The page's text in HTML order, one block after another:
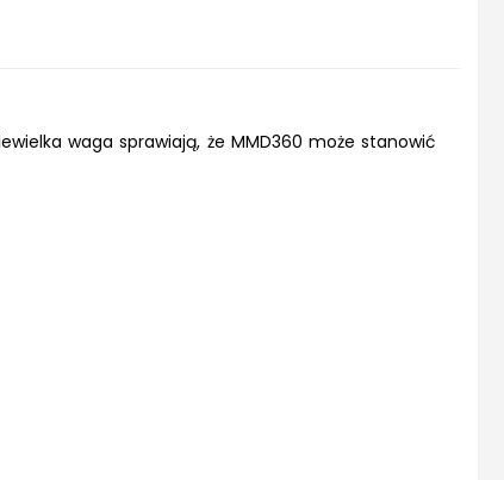
waga sprawiają, że MMD360 może stanowić